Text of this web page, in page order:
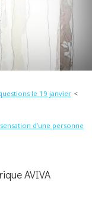
le 19 janvier
d’une personne
AVIVA